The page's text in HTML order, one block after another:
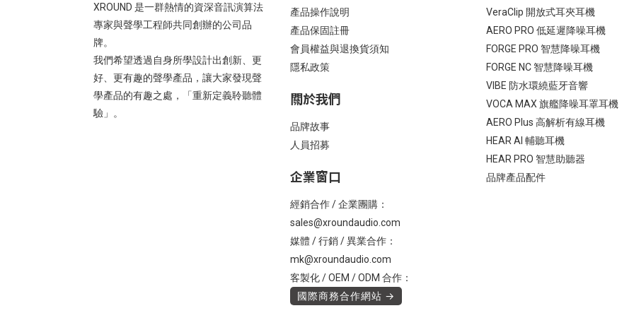
XROUND 是一群熱情的資深音訊演算法
專家與聲學工程師共同創辦的公司品
牌。
我們希望透過自身所學設計出創新、更
好、更有趣的聲學產品，讓大家發現聲
學產品的有趣之處，「重新定義聆聽體
驗」。
產品操作說明
產品保固註冊
會員權益與退換貨須知
隱私政策
關於我們
品牌故事
人員招募
企業窗口
經銷合作 / 企業團購：
sales@xroundaudio.com
媒體 / 行銷 / 異業合作：
mk@xroundaudio.com
客製化 / OEM / ODM 合作：
國際商務合作網站 →
VeraClip 開放式耳夾耳機
AERO PRO 低延遲降噪耳機
FORGE PRO 智慧降噪耳機
FORGE NC 智慧降噪耳機
VIBE 防水環繞藍牙音響
VOCA MAX 旗艦降噪耳罩耳機
AERO Plus 高解析有線耳機
HEAR AI 輔聽耳機
HEAR PRO 智慧助聽器
品牌產品配件